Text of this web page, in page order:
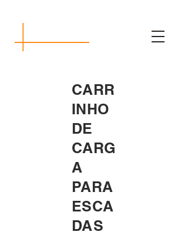
CARR
INHO
DE
CARG
A
PARA
ESCA
DAS